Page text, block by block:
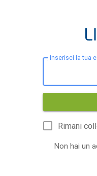
Inserisci la tua
Rimani
Non hai un